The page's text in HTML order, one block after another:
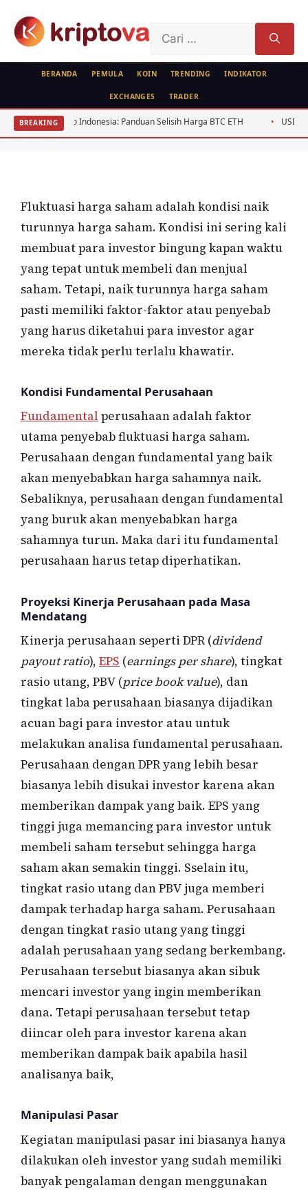
untuk:
BERANDA PEMULA KOIN TRENDING INDIKATOR
EXCHANGES TRADER
BREAKING
Crypto Indonesia: Panduan Selisih Harga BTC ETH USD/IDR Agustus
Hal-Hal Yang Menyebabkan Fluktuasi
Harga Saham
Fluktuasi harga saham adalah kondisi naik
turunnya harga saham. Kondisi ini sering kali
membuat para investor bingung kapan waktu
yang tepat untuk membeli dan menjual
saham. Tetapi, naik turunnya harga saham
pasti memiliki faktor-faktor atau penyebab
yang harus diketahui para investor agar
mereka tidak perlu terlalu khawatir.
Kondisi Fundamental Perusahaan
Fundamental perusahaan adalah faktor
utama penyebab fluktuasi harga saham.
Perusahaan dengan fundamental yang baik
akan menyebabkan harga sahamnya naik.
Sebaliknya, perusahaan dengan fundamental
yang buruk akan menyebabkan harga
sahamnya turun. Maka dari itu fundamental
perusahaan harus tetap diperhatikan.
Proyeksi Kinerja Perusahaan pada Masa
Mendatang
Kinerja perusahaan seperti DPR (dividend
payout ratio), EPS (earnings per share), tingkat
rasio utang, PBV (price book value), dan
tingkat laba perusahaan biasanya dijadikan
acuan bagi para investor atau untuk
melakukan analisa fundamental perusahaan.
Perusahaan dengan DPR yang lebih besar
biasanya lebih disukai investor karena akan
memberikan dampak yang baik. EPS yang
tinggi juga memancing para investor untuk
membeli saham tersebut sehingga harga
saham akan semakin tinggi. Sselain itu,
tingkat rasio utang dan PBV juga memberi
dampak terhadap harga saham. Perusahaan
dengan tingkat rasio utang yang tinggi
adalah perusahaan yang sedang berkembang.
Perusahaan tersebut biasanya akan sibuk
mencari investor yang ingin memberikan
dana. Tetapi perusahaan tersebut tetap
diincar oleh para investor karena akan
memberikan dampak baik apabila hasil
analisanya baik,
Manipulasi Pasar
Kegiatan manipulasi pasar ini biasanya hanya
dilakukan oleh investor yang sudah memiliki
banyak pengalaman dengan menggunakan